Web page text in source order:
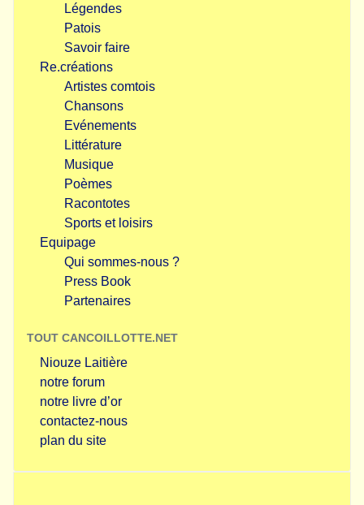
Légendes
Patois
Savoir faire
Re.créations
Artistes comtois
Chansons
Evénements
Littérature
Musique
Poèmes
Racontotes
Sports et loisirs
Equipage
Qui sommes-nous ?
Press Book
Partenaires
TOUT CANCOILLOTTE.NET
Niouze Laitière
notre forum
notre livre d’or
contactez-nous
plan du site